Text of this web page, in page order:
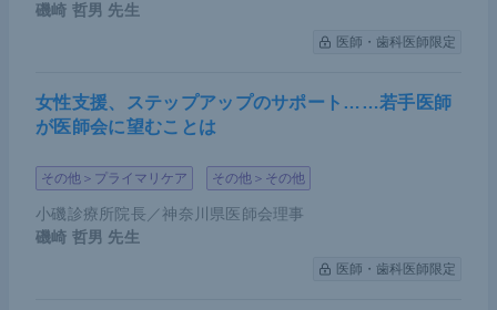
磯崎 哲男 先生
医師・歯科医師限定
女性支援、ステップアップのサポート……若手医師
が医師会に望むことは
その他＞プライマリケア その他＞その他
小磯診療所院長／神奈川県医師会理事
磯崎 哲男 先生
医師・歯科医師限定